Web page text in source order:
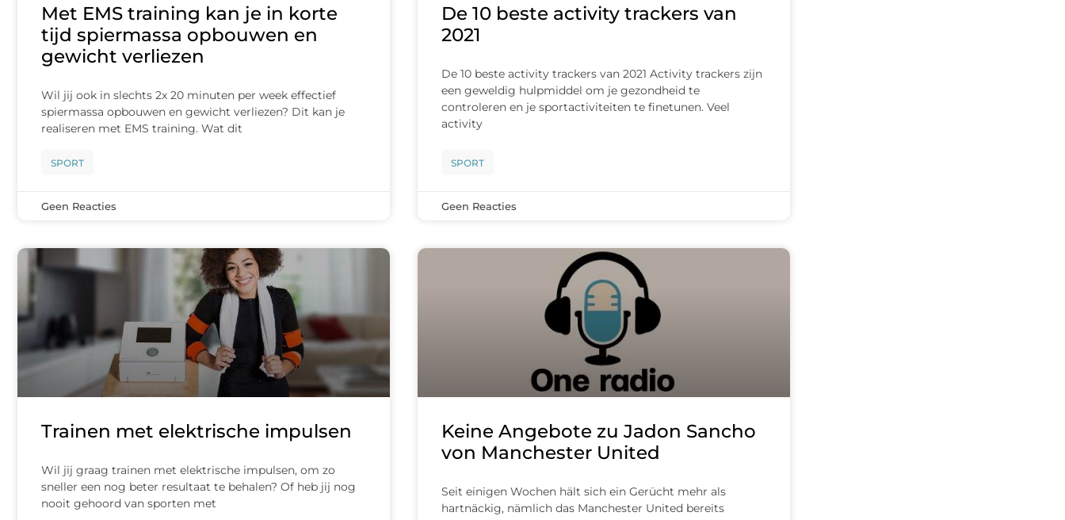
Met EMS training kan je in korte
tijd spiermassa opbouwen en
gewicht verliezen
Wil jij ook in slechts 2x 20 minuten per week effectief
spiermassa opbouwen en gewicht verliezen? Dit kan je
realiseren met EMS training. Wat dit
SPORT
Geen Reacties
De 10 beste activity trackers van
2021
De 10 beste activity trackers van 2021 Activity trackers zijn
een geweldig hulpmiddel om je gezondheid te
controleren en je sportactiviteiten te finetunen. Veel
activity
SPORT
Geen Reacties
Trainen met elektrische impulsen
Wil jij graag trainen met elektrische impulsen, om zo
sneller een nog beter resultaat te behalen? Of heb jij nog
nooit gehoord van sporten met
Keine Angebote zu Jadon Sancho
von Manchester United
Seit einigen Wochen hält sich ein Gerücht mehr als
hartnäckig, nämlich das Manchester United bereits